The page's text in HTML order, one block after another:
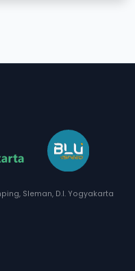
Sleman, D.I. Yogyakarta